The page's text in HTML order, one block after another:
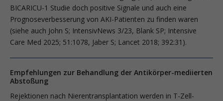
BICARICU-1 Studie doch positive Signale und auch eine
Prognoseverbesserung von AKI-Patienten zu finden waren
(siehe auch John S; IntensivNews 3/23, Blank SP; Intensive
Care Med 2025; 51:1078, Jaber S; Lancet 2018; 392:31).
Empfehlungen zur Behandlung der Antikörper-mediierten
Abstoßung
Rejektionen nach Nierentransplanta­tion werden in T-Zell-